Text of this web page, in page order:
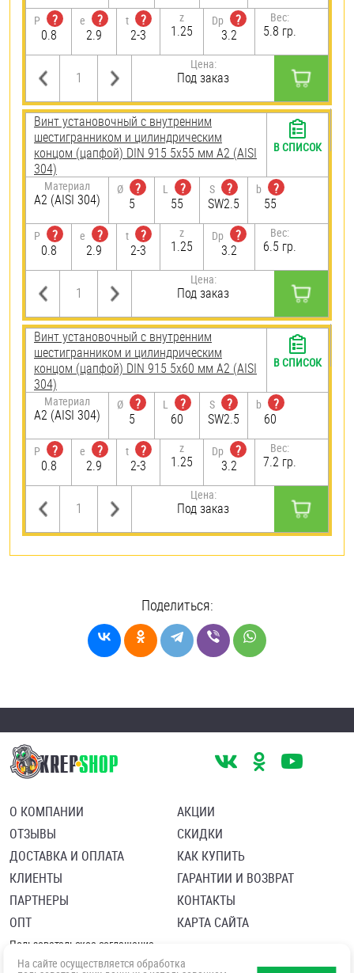
P
?
0.8
e
?
2.9
t
?
2-3
z
1.25
Dp
?
3.2
Вес:
5.8 гр.
Цена:
Под заказ
Винт установочный с внутренним
шестигранником и цилиндрическим
концом (цапфой) DIN 915 5х55 мм А2 (AISI
304)
Материал
А2 (AISI 304)
Ø
?
5
L
?
55
S
?
SW2.5
b
?
55
P
?
0.8
e
?
2.9
t
?
2-3
z
1.25
Dp
?
3.2
Вес:
6.5 гр.
Цена:
Под заказ
В СПИСОК
Винт установочный с внутренним
шестигранником и цилиндрическим
концом (цапфой) DIN 915 5х60 мм А2 (AISI
304)
Материал
А2 (AISI 304)
Ø
?
5
L
?
60
S
?
SW2.5
b
?
60
P
?
0.8
e
?
2.9
t
?
2-3
z
1.25
Dp
?
3.2
Вес:
7.2 гр.
Цена:
Под заказ
В СПИСОК
Поделиться:
О КОМПАНИИ
ОТЗЫВЫ
ДОСТАВКА И ОПЛАТА
КЛИЕНТЫ
ПАРТНЕРЫ
ОПТ
АКЦИИ
СКИДКИ
КАК КУПИТЬ
ГАРАНТИИ И ВОЗВРАТ
КОНТАКТЫ
КАРТА САЙТА
Пользовательское соглашение
Политика в отношении обработки персональных данных
Согласие посетителя сайта на обработку персональных данны
На сайте осуществляется обработка